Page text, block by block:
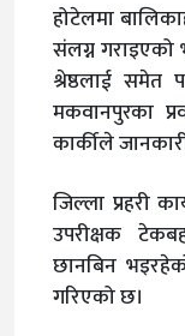
होटेलमा
संलग्न गराइएको
श्रेष्ठलाई समेत
मकवानपुरका
कार्कीले
जिल्ला प्रहरी
उपरीक्षक
छानबिन
गरिएको छ।